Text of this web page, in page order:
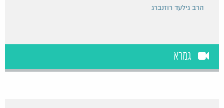
הרב גילעד רוזנברג
גמרא